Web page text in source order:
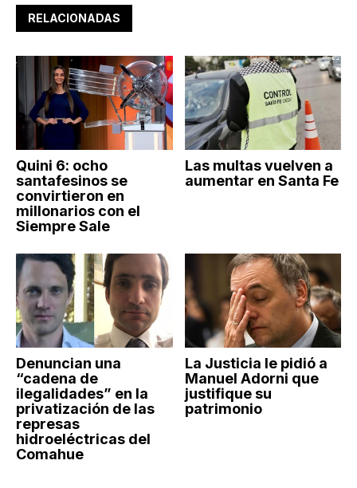
RELACIONADAS
Quini 6: ocho
santafesinos se
convirtieron en
millonarios con el
Siempre Sale
Las multas vuelven a
aumentar en Santa Fe
Denuncian una
“cadena de
ilegalidades” en la
privatización de las
represas
hidroeléctricas del
Comahue
La Justicia le pidió a
Manuel Adorni que
justifique su
patrimonio